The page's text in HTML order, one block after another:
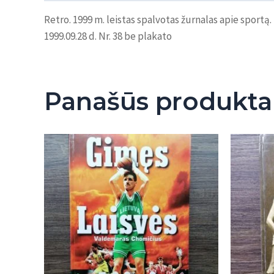
Retro. 1999 m. leistas spalvotas žurnalas apie sportą.
1999.09.28 d. Nr. 38 be plakato
Panašūs